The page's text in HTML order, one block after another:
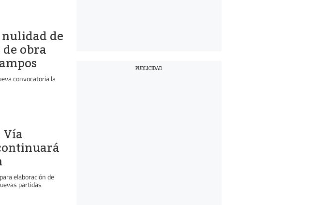
de
obra
convocatoria la
Vía
elaboración de
partidas